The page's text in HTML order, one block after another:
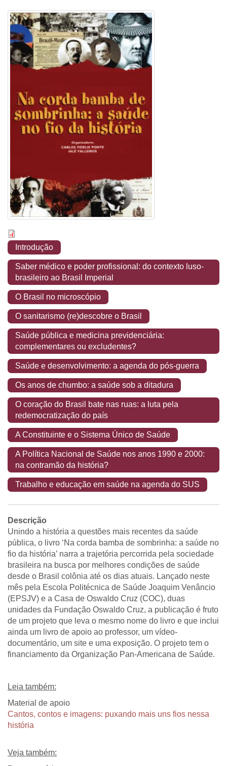
Introdução
Saber médico e poder profissional: do contexto luso-
brasileiro ao Brasil Imperial
O Brasil no microscópio
O sanitarismo (re)descobre o Brasil
Saúde pública e medicina previdenciária:
complementares ou excludentes?
Saúde e desenvolvimento: a agenda do pós-guerra
Os anos de chumbo: a saúde sob a ditadura
O coração do Brasil bate nas ruas: a luta pela
redemocratização do país
A Constituinte e o Sistema Único de Saúde
A Política Nacional de Saúde nos anos 1990 e 2000:
na contramão da história?
Trabalho e educação em saúde na agenda do SUS
Descrição
Unindo a história a questões mais recentes da saúde
pública, o livro ‘Na corda bamba de sombrinha: a saúde no
fio da história’ narra a trajetória percorrida pela sociedade
brasileira na busca por melhores condições de saúde
desde o Brasil colônia até os dias atuais. Lançado neste
mês pela Escola Politécnica de Saúde Joaquim Venâncio
(EPSJV) e a Casa de Oswaldo Cruz (COC), duas
unidades da Fundação Oswaldo Cruz, a publicação é fruto
de um projeto que leva o mesmo nome do livro e que inclui
ainda um livro de apoio ao professor, um vídeo-
documentário, um site e uma exposição. O projeto tem o
financiamento da Organização Pan-Americana de Saúde.
Leia também:
Material de apoio
Cantos, contos e imagens: puxando mais uns fios nessa
história
Veja também: